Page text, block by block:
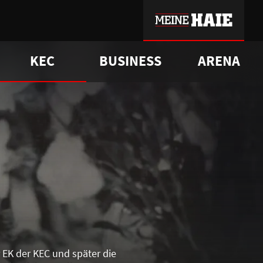
Vorverkaufstermine
ß FAQ
KEC
Historie
BUSINESS
Club
ARENA
der KEC und später die